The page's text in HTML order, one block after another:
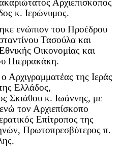
Αρχιεπίσκοπος
κ. Ιερώνυμος.
ενώπιον του Προέδρου
Τασούλα και
Οικονομίας και
Πιερρακάκη.
Αρχιγραμματέας της Ιεράς
Ελλάδος,
Σκιάθου κ. Ιωάννης, με
τον Αρχιεπίσκοπο
Επίτροπος της
Πρωτοπρεσβύτερος π.